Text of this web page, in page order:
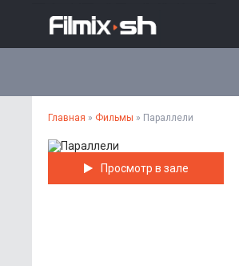
Главная » Фильмы » Параллели
Просмотр в зале